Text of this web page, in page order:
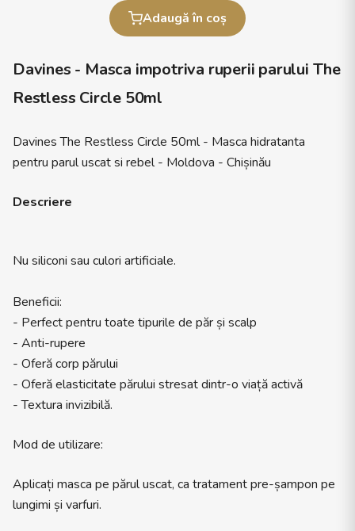
Adaugă în coș
Davines - Masca impotriva ruperii parului The
Restless Circle 50ml
Davines The Restless Circle 50ml - Masca hidratanta
pentru parul uscat si rebel - Moldova - Chișinău
Descriere
Nu siliconi sau culori artificiale.
Beneficii:
- Perfect pentru toate tipurile de păr și scalp
- Anti-rupere
- Oferă corp părului
- Oferă elasticitate părului stresat dintr-o viață activă
- Textura invizibilă.
Mod de utilizare:
Aplicați masca pe părul uscat, ca tratament pre-șampon pe
lungimi și varfuri.